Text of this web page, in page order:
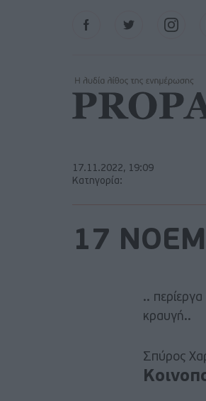
FacebookTwitter
17.11.2022, 19:09
Κατηγορία:
17
..
κραυγή..
Σπύρος